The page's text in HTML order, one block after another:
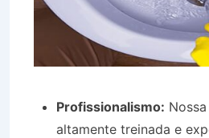
Profissionalismo:
altamente treinada e